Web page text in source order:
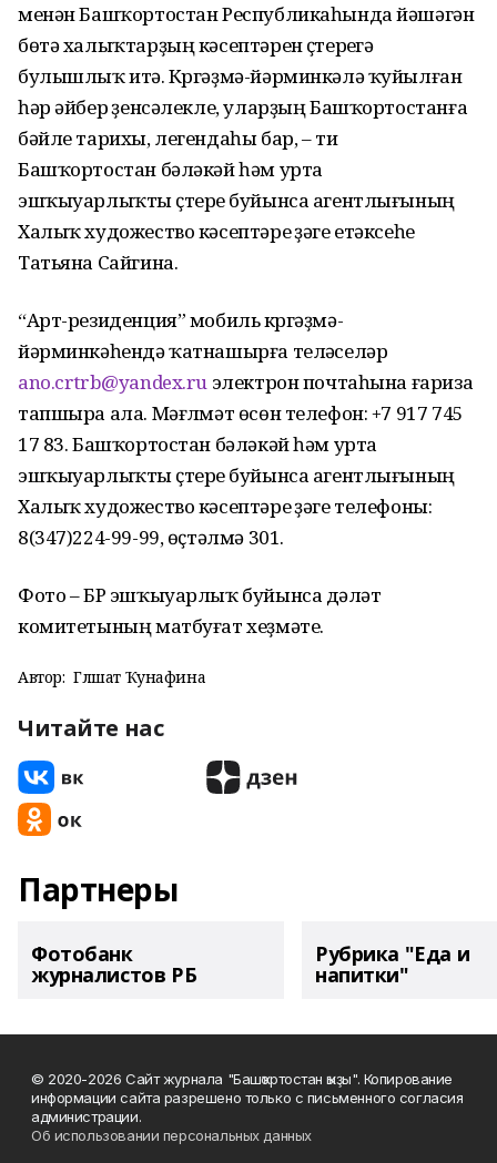
менән Башҡортостан Республикаһында йәшәгән
бөтә халыҡтарҙың кәсептәрен үҫтереүгә
булышлыҡ итә. Күргәҙмә-йәрминкәлә ҡуйылған
һәр әйбер үҙенсәлекле, уларҙың Башҡортостанға
бәйле тарихы, легендаһы бар, – ти
Башҡортостан бәләкәй һәм урта
эшҡыуарлыҡты үҫтереү буйынса агентлығының
Халыҡ художество кәсептәре үҙәге етәксеһе
Татьяна Сайгина.
“Арт-резиденция” мобиль күргәҙмә-
йәрминкәһендә ҡатнашырға теләүселәр
ano.crtrb@yandex.ru электрон почтаһына ғариза
тапшыра ала. Мәғлүмәт өсөн телефон: +7 917 745
17 83. Башҡортостан бәләкәй һәм урта
эшҡыуарлыҡты үҫтереү буйынса агентлығының
Халыҡ художество кәсептәре үҙәге телефоны:
8(347)224-99-99, өҫтәлмә 301.
Фото – БР эшҡыуарлыҡ буйынса дәүләт
комитетының матбуғат хеҙмәте.
Автор: Гөлшат Ҡунафина
Читайте нас
Партнеры
Фотобанк
журналистов РБ
Рубрика "Еда и
напитки"
© 2020-2026 Сайт журнала "Башҡортостан ҡыҙы". Копирование
информации сайта разрешено только с письменного согласия
администрации.
Об использовании персональных данных